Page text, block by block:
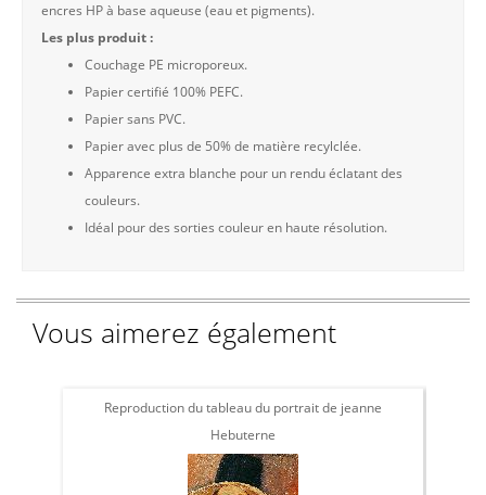
encres HP à base aqueuse (eau et pigments).
Les plus produit :
Couchage PE microporeux.
Papier certifié 100% PEFC.
Papier sans PVC.
Papier avec plus de 50% de matière recylclée.
Apparence extra blanche pour un rendu éclatant des
couleurs.
Idéal pour des sorties couleur en haute résolution.
Vous aimerez également
Reproduction du tableau du portrait de jeanne
Hebuterne